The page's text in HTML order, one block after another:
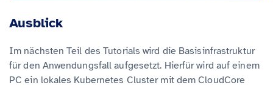
Ausblick
Im nächsten Teil des Tutorials wird die Basisinfrastruktur
für den Anwendungsfall aufgesetzt. Hierfür wird auf einem
PC ein lokales Kubernetes Cluster mit dem CloudCore